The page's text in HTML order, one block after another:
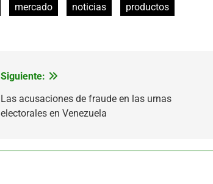
mercado noticias
productos
Siguiente:
Las acusaciones de fraude en las urnas
electorales en Venezuela